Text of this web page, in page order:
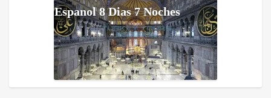
Espanol 8 Dias 7 Noches